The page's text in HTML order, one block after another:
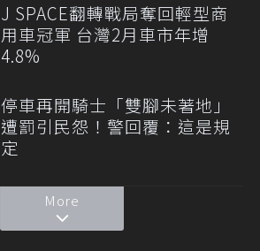
J SPACE翻轉戰局奪回輕型商
用車冠軍 台灣2月車市年增
4.8%
停車再開騎士「雙腳未著地」
遭罰引民怨！警回覆：這是規
定
More